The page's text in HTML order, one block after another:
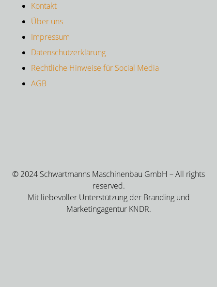
Kontakt
Über uns
Impressum
Datenschutzerklärung
Rechtliche Hinweise für Social Media
AGB
© 2024 Schwartmanns Maschinenbau GmbH – All rights
reserved.
Mit liebevoller Unterstützung der Branding und
Marketingagentur KNDR.